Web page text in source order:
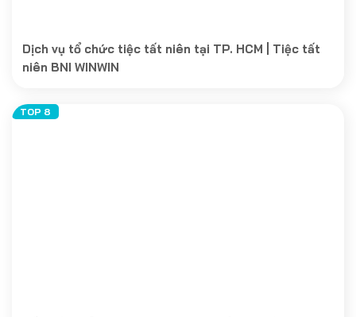
Dịch vụ tổ chức tiệc tất niên tại TP. HCM | Tiệc tất
niên BNI WINWIN